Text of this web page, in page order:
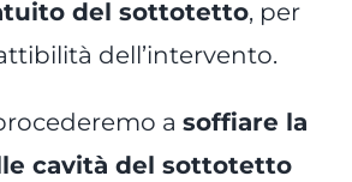
del sottotetto, per
dell’intervento.
a soffiare la
cavità del sottotetto